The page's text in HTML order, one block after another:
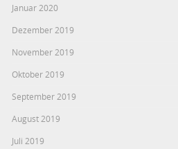
Januar 2020
Dezember 2019
November 2019
Oktober 2019
September 2019
August 2019
Juli 2019